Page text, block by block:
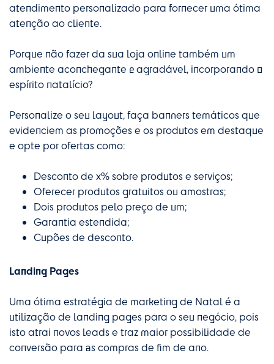
atendimento personalizado para fornecer uma ótima
atenção ao cliente.
Porque não fazer da sua loja online também um
ambiente aconchegante e agradável, incorporando o
espírito natalício?
Personalize o seu layout, faça banners temáticos que
evidenciem as promoções e os produtos em destaque
e opte por ofertas como:
Desconto de x% sobre produtos e serviços;
Oferecer produtos gratuitos ou amostras;
Dois produtos pelo preço de um;
Garantia estendida;
Cupões de desconto.
Landing Pages
Uma ótima estratégia de marketing de Natal é a
utilização de landing pages para o seu negócio, pois
isto atrai novos leads e traz maior possibilidade de
conversão para as compras de fim de ano.